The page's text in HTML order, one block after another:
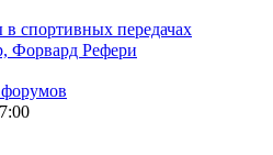
спортивных передачах
Форвард Рефери